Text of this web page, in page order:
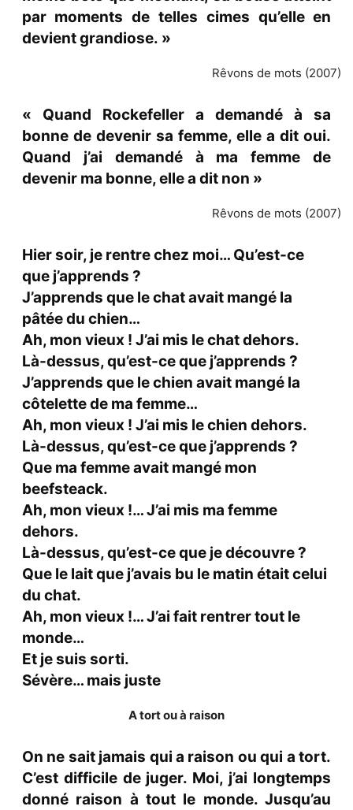
par moments de telles cimes qu’elle en
devient grandiose. »
Rêvons de mots (2007)
« Quand Rockefeller a demandé à sa
bonne de devenir sa femme, elle a dit oui.
Quand j’ai demandé à ma femme de
devenir ma bonne, elle a dit non »
Rêvons de mots (2007)
Hier soir, je rentre chez moi… Qu’est-ce
que j’apprends ?
J’apprends que le chat avait mangé la
pâtée du chien…
Ah, mon vieux ! J’ai mis le chat dehors.
Là-dessus, qu’est-ce que j’apprends ?
J’apprends que le chien avait mangé la
côtelette de ma femme…
Ah, mon vieux ! J’ai mis le chien dehors.
Là-dessus, qu’est-ce que j’apprends ?
Que ma femme avait mangé mon
beefsteack.
Ah, mon vieux !… J’ai mis ma femme
dehors.
Là-dessus, qu’est-ce que je découvre ?
Que le lait que j’avais bu le matin était celui
du chat.
Ah, mon vieux !… J’ai fait rentrer tout le
monde…
Et je suis sorti.
Sévère… mais juste
A tort ou à raison
On ne sait jamais qui a raison ou qui a tort.
C’est difficile de juger. Moi, j’ai longtemps
donné raison à tout le monde. Jusqu’au